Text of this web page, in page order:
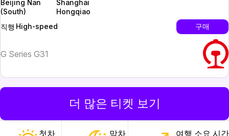
Beijing Nan
(South)
Shanghai
Hongqiao
직행 High-speed 구매
G Series G31
더 많은 티켓 보기
첫차
막차
여행 소요 시간